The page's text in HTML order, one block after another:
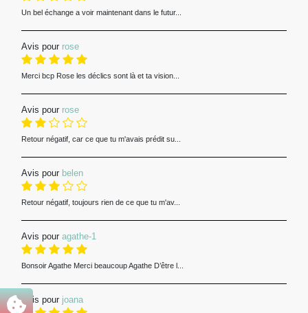
Un bel échange a voir maintenant dans le futur...
Avis pour rose
Merci bcp Rose les déclics sont là et ta vision...
Avis pour rose
Retour négatif, car ce que tu m'avais prédit su...
Avis pour belen
Retour négatif, toujours rien de ce que tu m'av...
Avis pour agathe-1
Bonsoir Agathe Merci beaucoup Agathe D’être l...
Avis pour joana